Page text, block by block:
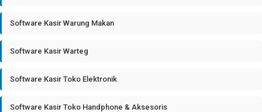
Software Kasir Warung Makan
Software Kasir Warteg
Software Kasir Toko Elektronik
Software Kasir Toko Handphone & Aksesoris